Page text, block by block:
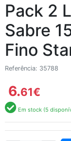
Pack 2
Sabre
Fino
Referência: 35788
6.61€
Em stock (5